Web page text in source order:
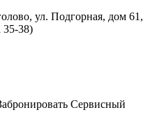
ул. Подгорная, дом 61,
38)
Сервисный